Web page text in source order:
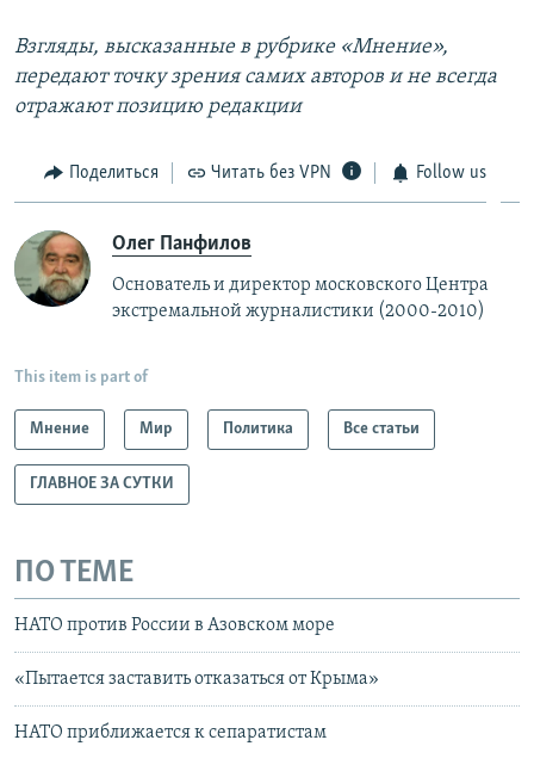
Взгляды, высказанные в рубрике «Мнение»,
передают точку зрения самих авторов и не всегда
отражают позицию редакции
Поделиться Читать без VPN Follow us
Олег Панфилов
Основатель и директор московского Центра
экстремальной журналистики (2000-2010)
This item is part of
Мнение Мир Политика Все статьи
ГЛАВНОЕ ЗА СУТКИ
ПО ТЕМЕ
НАТО против России в Азовском море
«Пытается заставить отказаться от Крыма»
НАТО приближается к сепаратистам